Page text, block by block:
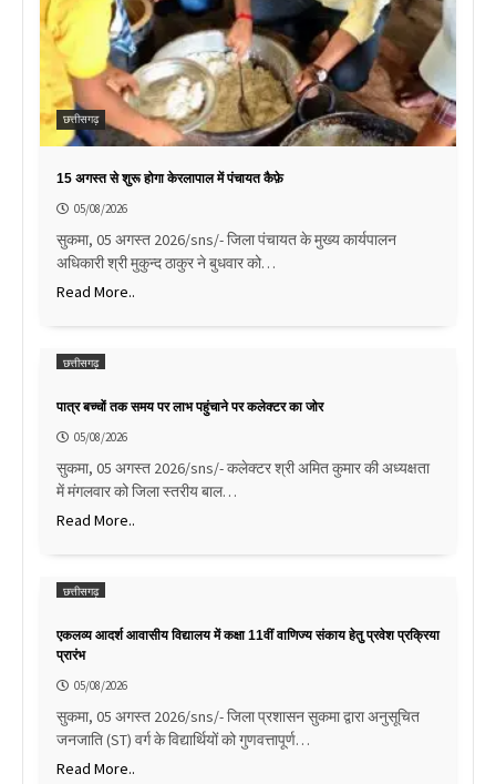
छत्तीसगढ़
15 अगस्त से शुरू होगा केरलापाल में पंचायत कैफ़े
05/08/2026
सुकमा, 05 अगस्त 2026/sns/- जिला पंचायत के मुख्य कार्यपालन
अधिकारी श्री मुकुन्द ठाकुर ने बुधवार को…
Read More..
छत्तीसगढ़
पात्र बच्चों तक समय पर लाभ पहुंचाने पर कलेक्टर का जोर
05/08/2026
सुकमा, 05 अगस्त 2026/sns/- कलेक्टर श्री अमित कुमार की अध्यक्षता
में मंगलवार को जिला स्तरीय बाल…
Read More..
छत्तीसगढ़
एकलव्य आदर्श आवासीय विद्यालय में कक्षा 11वीं वाणिज्य संकाय हेतु प्रवेश प्रक्रिया
प्रारंभ
05/08/2026
सुकमा, 05 अगस्त 2026/sns/- जिला प्रशासन सुकमा द्वारा अनुसूचित
जनजाति (ST) वर्ग के विद्यार्थियों को गुणवत्तापूर्ण…
Read More..